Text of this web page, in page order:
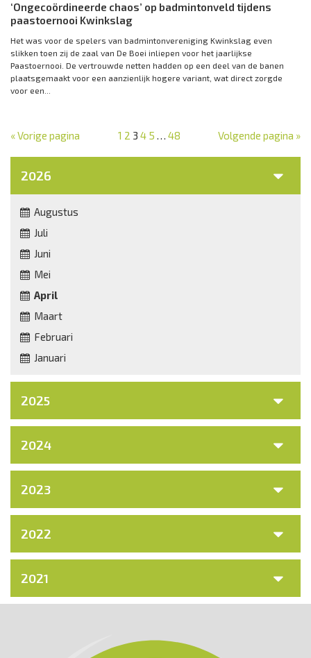
‘Ongecoördineerde chaos’ op badmintonveld tijdens
paastoernooi Kwinkslag
Het was voor de spelers van badmintonvereniging Kwinkslag even
slikken toen zij de zaal van De Boei inliepen voor het jaarlijkse
Paastoernooi. De vertrouwde netten hadden op een deel van de banen
plaatsgemaakt voor een aanzienlijk hogere variant, wat direct zorgde
voor een...
« Vorige pagina 1 2 3 4 5 … 48 Volgende pagina »
2026
Augustus
Juli
Juni
Mei
April
Maart
Februari
Januari
2025
2024
2023
2022
2021